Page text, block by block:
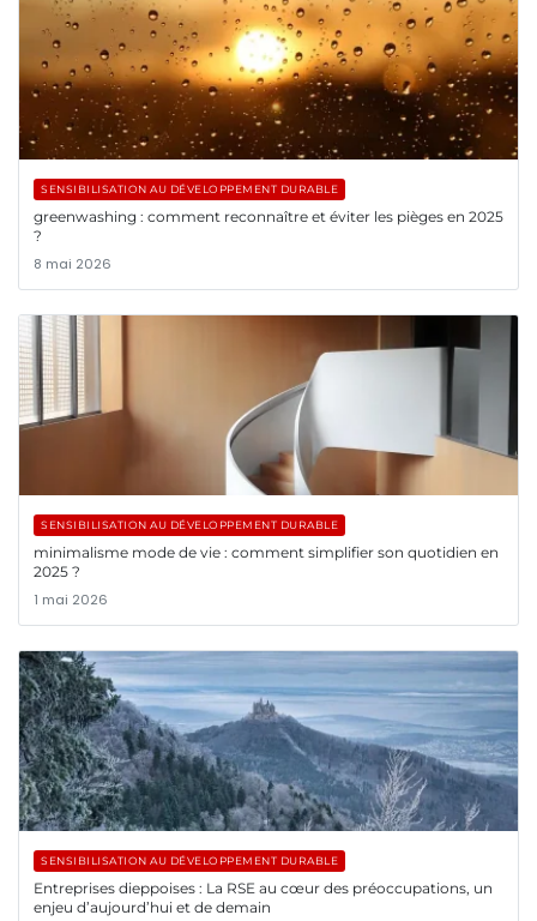
SENSIBILISATION AU DÉVELOPPEMENT DURABLE
greenwashing : comment reconnaître et éviter les pièges en 2025
?
8 mai 2026
SENSIBILISATION AU DÉVELOPPEMENT DURABLE
minimalisme mode de vie : comment simplifier son quotidien en
2025 ?
1 mai 2026
SENSIBILISATION AU DÉVELOPPEMENT DURABLE
Entreprises dieppoises : La RSE au cœur des préoccupations, un
enjeu d’aujourd’hui et de demain